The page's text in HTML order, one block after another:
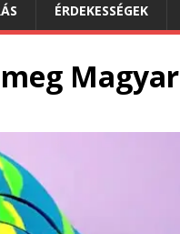
ÉRDEKESSÉGEK
Magyar